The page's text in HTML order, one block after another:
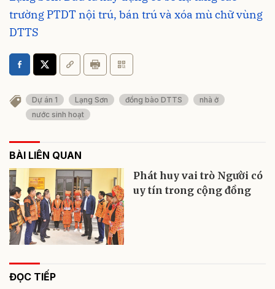
trường PTDT nội trú, bán trú và xóa mù chữ vùng
DTTS
Dự án 1 Lạng Sơn đồng bào DTTS
nhà ở
nước sinh hoạt
BÀI LIÊN QUAN
Phát huy vai trò Người có
uy tín trong cộng đồng
ĐỌC TIẾP